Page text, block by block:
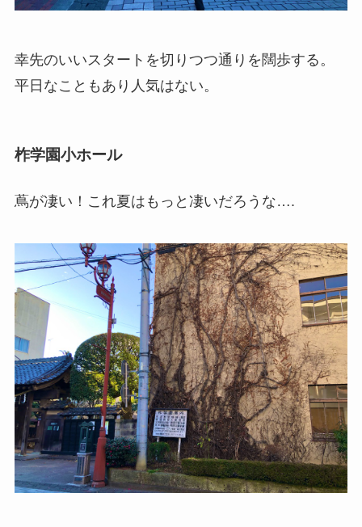
幸先のいいスタートを切りつつ通りを闊歩する。
平日なこともあり人気はない。
柞学園小ホール
蔦が凄い！これ夏はもっと凄いだろうな….